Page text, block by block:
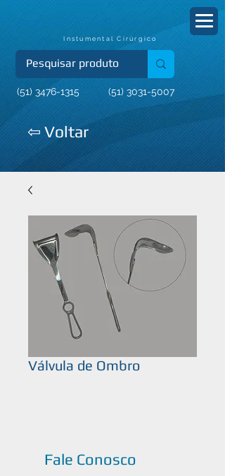
(51) 3031-5007
(51) 3476-1315
Instumental Cirúrgico
⇦ Voltar
Válvula de Ombro
Fale Conosco